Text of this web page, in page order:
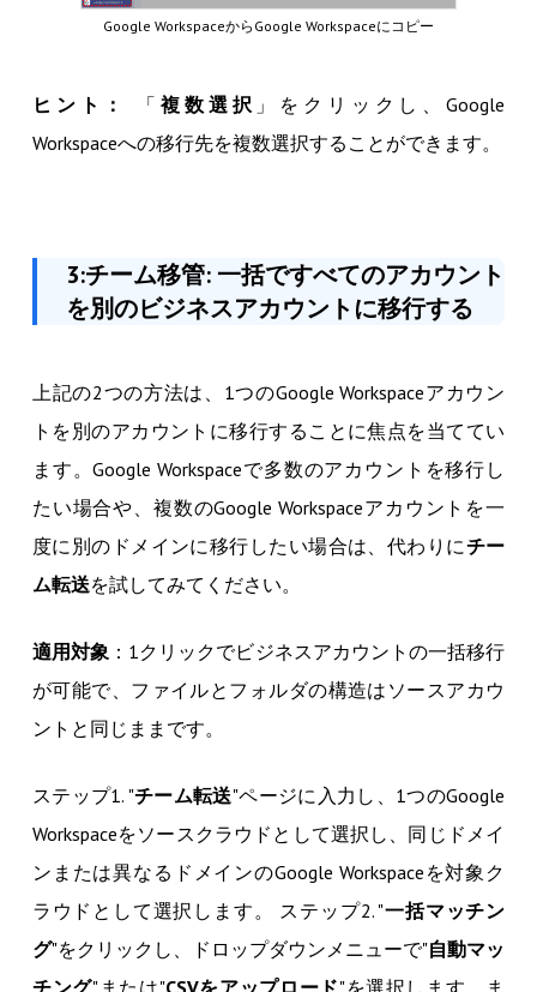
Google WorkspaceからGoogle Workspaceにコピー
ヒント： 「 複数選択 」をクリックし、Google
Workspaceへの移行先を複数選択することができます。
3:チーム移管: 一括ですべてのアカウント
を別のビジネスアカウントに移行する
上記の2つの方法は、1つのGoogle Workspaceアカウン
トを別のアカウントに移行することに焦点を当ててい
ます。Google Workspaceで多数のアカウントを移行し
たい場合や、複数のGoogle Workspaceアカウントを一
度に別のドメインに移行したい場合は、代わりにチー
ム転送を試してみてください。
適用対象 ：1クリックでビジネスアカウントの一括移行
が可能で、ファイルとフォルダの構造はソースアカウ
ントと同じままです。
ステップ1. "チーム転送"ページに入力し、1つのGoogle
Workspaceをソースクラウドとして選択し、同じドメイ
ンまたは異なるドメインのGoogle Workspaceを対象ク
ラウドとして選択します。 ステップ2. "一括マッチン
グ"をクリックし、ドロップダウンメニューで"自動マッ
チング"または"CSVをアップロード"を選択します。ま